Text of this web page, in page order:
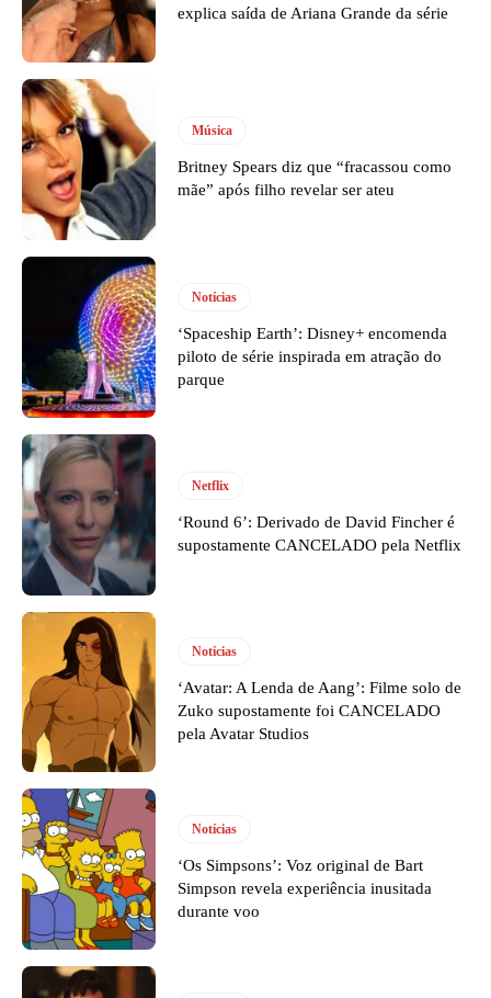
explica saída de Ariana Grande da série
Música
Britney Spears diz que “fracassou como
mãe” após filho revelar ser ateu
Notícias
‘Spaceship Earth’: Disney+ encomenda
piloto de série inspirada em atração do
parque
Netflix
‘Round 6’: Derivado de David Fincher é
supostamente CANCELADO pela Netflix
Notícias
‘Avatar: A Lenda de Aang’: Filme solo de
Zuko supostamente foi CANCELADO
pela Avatar Studios
Notícias
‘Os Simpsons’: Voz original de Bart
Simpson revela experiência inusitada
durante voo